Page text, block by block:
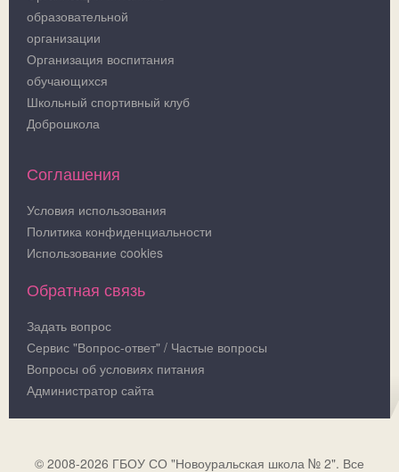
образовательной
организации
Организация воспитания
обучающихся
Школьный спортивный клуб
Доброшкола
Соглашения
Условия использования
Политика конфиденциальности
Использование cookies
Обратная связь
Задать вопрос
Сервис "Вопрос-ответ" / Частые вопросы
Вопросы об условиях питания
Администратор сайта
© 2008-2026 ГБОУ СО "Новоуральская школа № 2". Все